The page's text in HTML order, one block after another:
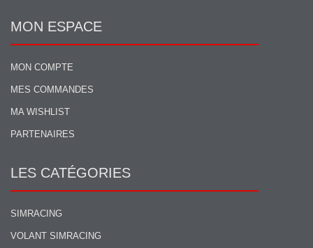
MON ESPACE
MON COMPTE
MES COMMANDES
MA WISHLIST
PARTENAIRES
LES CATÉGORIES
SIMRACING
VOLANT SIMRACING